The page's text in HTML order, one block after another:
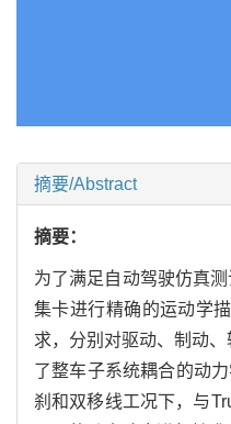
摘要/Abstract
摘要：
为了满足自动驾驶仿真
集卡进行精确的运动学
求，分别对驱动、制动
了整车子系统耦合的动
刹和双移线工况下，与